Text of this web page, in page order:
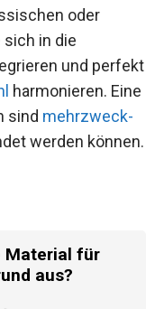
oder
in die
und perfekt
harmonieren. Eine
sind mehrzweck-
werden können.
Material für
aus?